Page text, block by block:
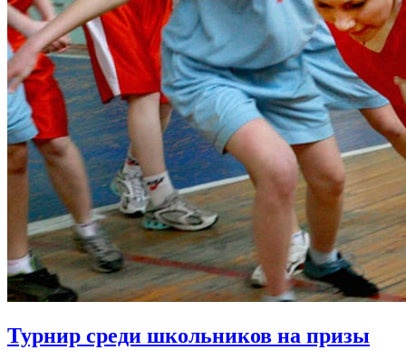
Турнир среди школьников на призы